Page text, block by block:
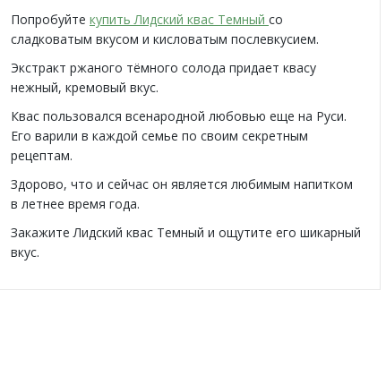
Попробуйте купить Лидский квас Темный со
сладковатым вкусом и кисловатым послевкусием.
Экстракт ржаного тёмного солода придает квасу
нежный, кремовый вкус.
Квас пользовался всенародной любовью еще на Руси.
Его варили в каждой семье по своим секретным
рецептам.
Здорово, что и сейчас он является любимым напитком
в летнее время года.
Закажите Лидский квас Темный и ощутите его шикарный
вкус.